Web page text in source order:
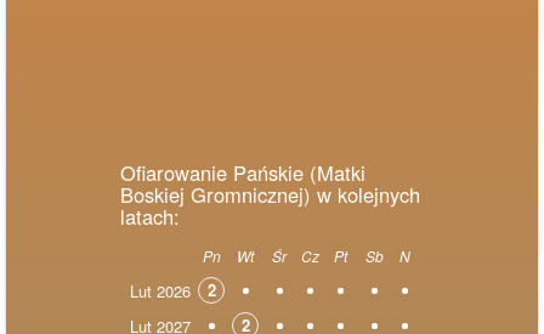
Ofiarowanie Pańskie (Matki
Boskiej Gromnicznej) w kolejnych
latach:
Pn Wt Śr Cz Pt Sb N
Lut 2026
2
Lut 2027
2